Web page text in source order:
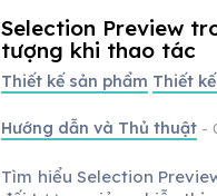
Selection Preview
tượng khi thao tác
Thiết kế sản phẩm Thiết
Hướng dẫn và Thủ thuật -
Tìm hiểu Selection